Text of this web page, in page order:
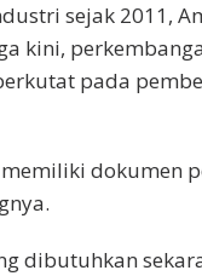
sejak 2011,
kini,
pada
dokumen
dibutuhkan